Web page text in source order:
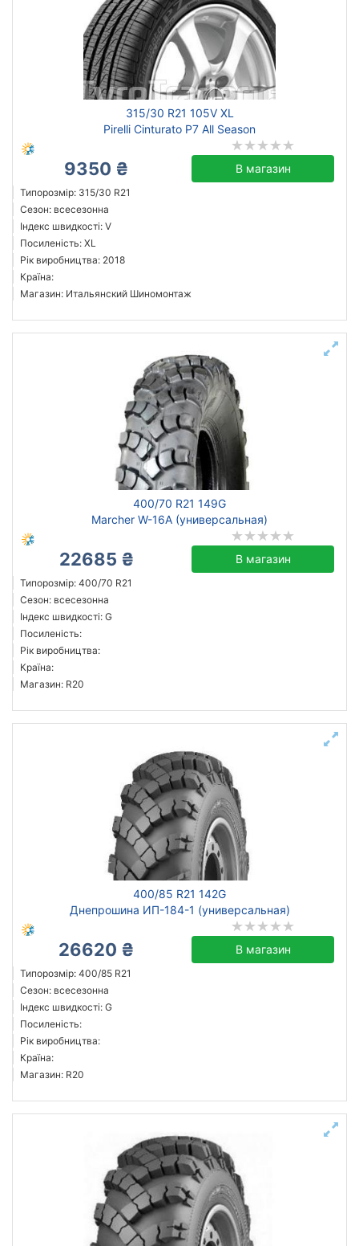
315/30 R21 105V XL
Pirelli Cinturato P7 All Season
9350 ₴ В магазин
Типорозмір: 315/30 R21
Сезон: всесезонна
Індекс швидкості: V
Посиленість: XL
Рік виробництва: 2018
Країна:
Магазин: Итальянский Шиномонтаж
400/70 R21 149G
Marcher W-16A (универсальная)
22685 ₴ В магазин
Типорозмір: 400/70 R21
Сезон: всесезонна
Індекс швидкості: G
Посиленість:
Рік виробництва:
Країна:
Магазин: R20
400/85 R21 142G
Днепрошина ИП-184-1 (универсальная)
26620 ₴ В магазин
Типорозмір: 400/85 R21
Сезон: всесезонна
Індекс швидкості: G
Посиленість:
Рік виробництва:
Країна:
Магазин: R20